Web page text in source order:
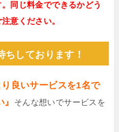
同じ料金でできるかどう
意ください。
ちしております！
り良いサービスを1名で
そんな想いでサービスを